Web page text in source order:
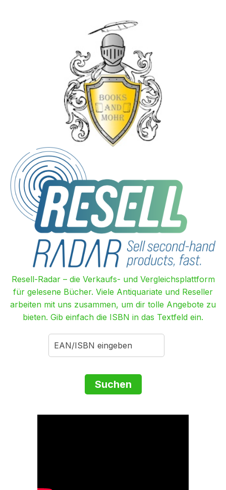
Resell-Radar – die Verkaufs- und Vergleichsplattform
für gelesene Bücher. Viele Antiquariate und Reseller
arbeiten mit uns zusammen, um dir tolle Angebote zu
bieten. Gib einfach die ISBN in das Textfeld ein.